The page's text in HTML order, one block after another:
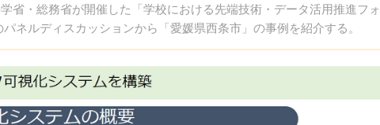
省・総務省が開催した「学校における先端技術・データ活用推進フォ
ネルディスカッションから「愛媛県西条市」の事例を紹介する。